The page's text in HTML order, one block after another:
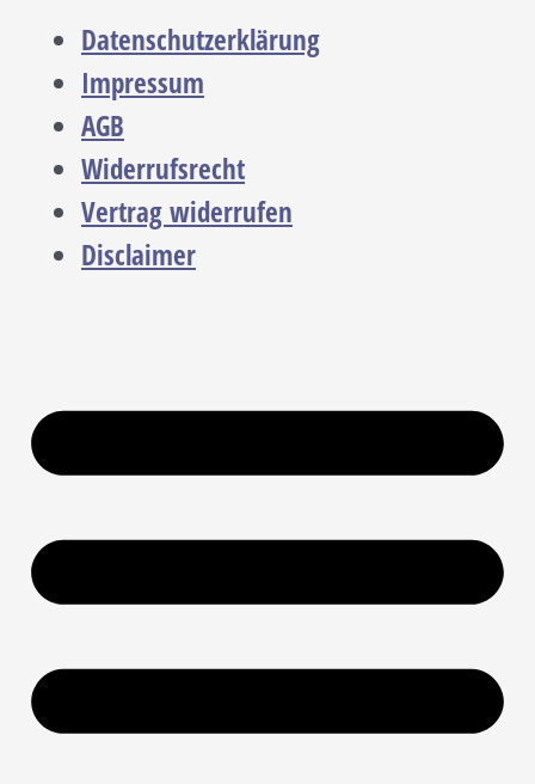
Datenschutzerklärung
Impressum
AGB
Widerrufsrecht
Vertrag widerrufen
Disclaimer